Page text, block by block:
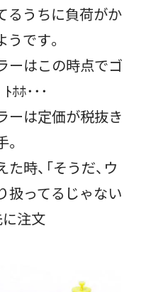
るうちに負荷がか
です。
ーはこの時点でゴ
ﾎﾎ･･･
ーは定価が税抜き
時、「そうだ、ウ
扱ってるじゃない
注文